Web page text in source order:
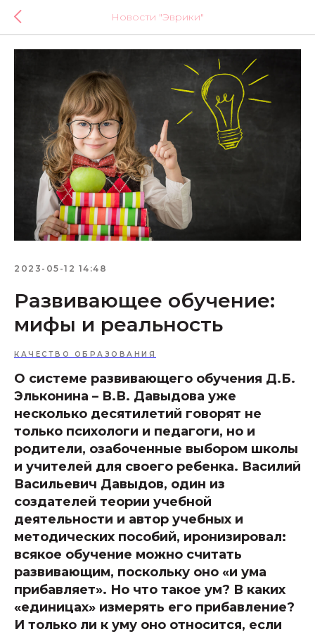
Новости "Эврики"
2023-05-12 14:48
Развивающее обучение:
мифы и реальность
КАЧЕСТВО ОБРАЗОВАНИЯ
О системе развивающего обучения Д.Б.
Эльконина – В.В. Давыдова уже
несколько десятилетий говорят не
только психологи и педагоги, но и
родители, озабоченные выбором школы
и учителей для своего ребенка. Василий
Васильевич Давыдов, один из
создателей теории учебной
деятельности и автор учебных и
методических пособий, иронизировал:
всякое обучение можно считать
развивающим, поскольку оно «и ума
прибавляет». Но что такое ум? В каких
«единицах» измерять его прибавление?
И только ли к уму оно относится, если